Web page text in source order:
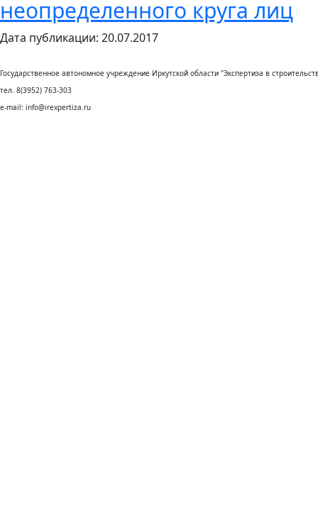
неопределенного круга лиц
Дата публикации: 20.07.2017
Государственное автономное учреждение Иркутской области "Экспертиза в
тел. 8(3952) 763-303
e-mail: info@irexpertiza.ru